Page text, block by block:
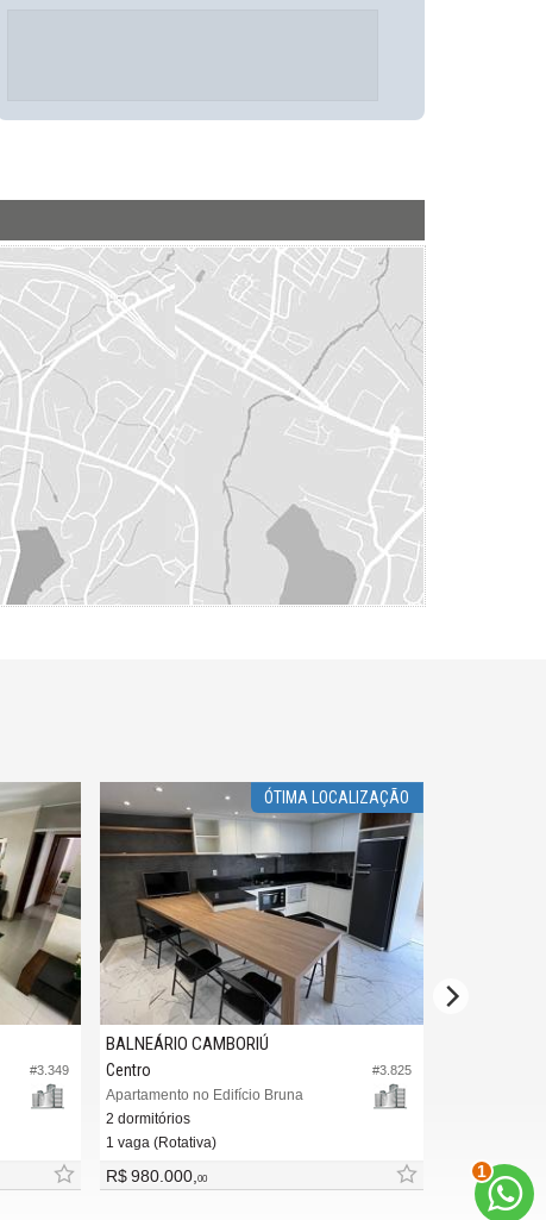
#3.349
ÓTIMA LOCALIZAÇÃO
#3.825
BALNEÁRIO CAMBORIÚ
Centro
Apartamento no Edifício Bruna
2 dormitórios
1 vaga (Rotativa)
R$ 980.000,00 R$